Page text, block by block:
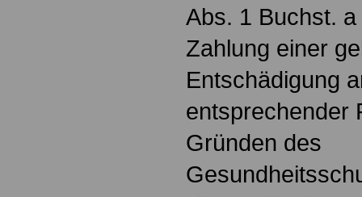
Abs. 1 Buchst.
Zahlung einer
Entschädigung
entsprechender
Gründen des